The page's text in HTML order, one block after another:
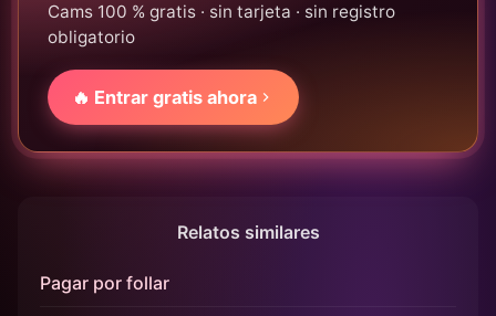
Cams 100 % gratis · sin tarjeta · sin registro
obligatorio
🔥 Entrar gratis ahora
Relatos similares
Pagar por follar